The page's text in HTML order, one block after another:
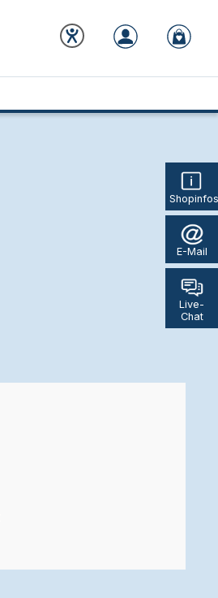
E-Mail
Live-
Chat